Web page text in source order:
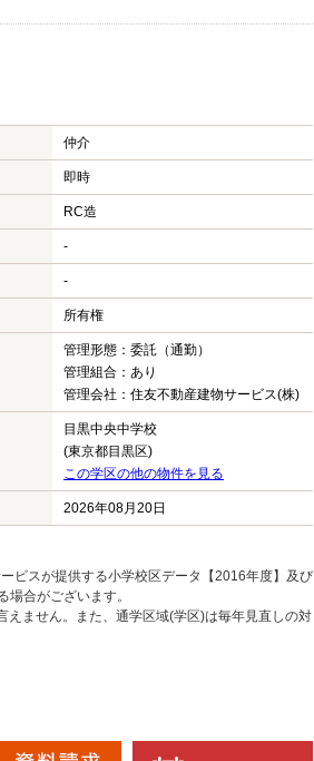
仲介
即時
RC造
-
-
所有権
管理形態：委託（通勤）
管理組合：あり
管理会社：住友不動産建物サービス(株)
目黒中央中学校
(東京都目黒区)
この学区の他の物件を見る
2026年08月20日
ビスが提供する小学校区データ【2016年度】及び
合がございます。
えません。また、通学区域(学区)は毎年見直しの対